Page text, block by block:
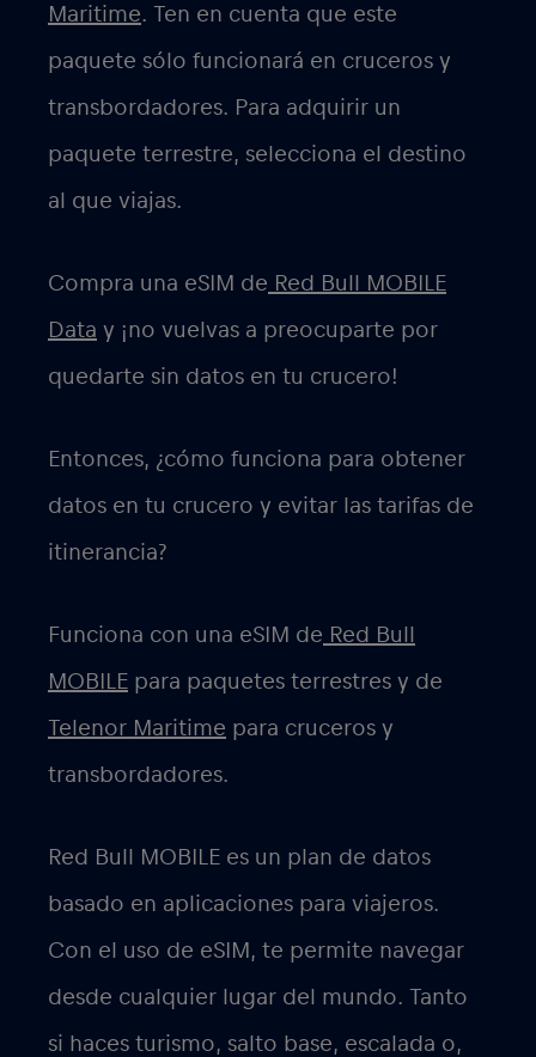
Maritime. Ten en cuenta que este
paquete sólo funcionará en cruceros y
transbordadores. Para adquirir un
paquete terrestre, selecciona el destino
al que viajas.
Compra una eSIM de Red Bull MOBILE
Data y ¡no vuelvas a preocuparte por
quedarte sin datos en tu crucero!
Entonces, ¿cómo funciona para obtener
datos en tu crucero y evitar las tarifas de
itinerancia?
Funciona con una eSIM de Red Bull
MOBILE para paquetes terrestres y de
Telenor Maritime para cruceros y
transbordadores.
Red Bull MOBILE es un plan de datos
basado en aplicaciones para viajeros.
Con el uso de eSIM, te permite navegar
desde cualquier lugar del mundo. Tanto
si haces turismo, salto base, escalada o,